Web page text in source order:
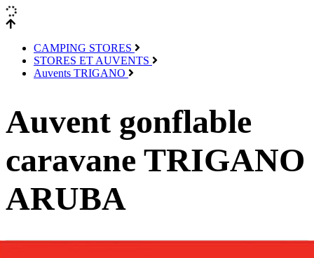
CAMPING STORES
STORES ET AUVENTS
Auvents TRIGANO
Auvent gonflable
caravane TRIGANO
ARUBA